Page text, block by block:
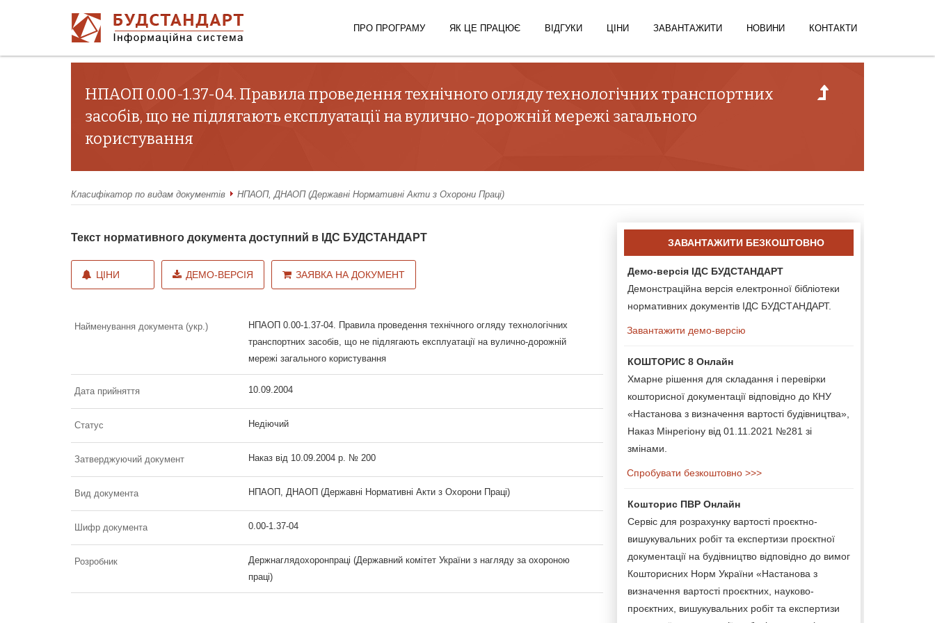
ПРО ПРОГРАМУ ЯК ЦЕ ПРАЦЮЄ ВІДГУКИ ЦІНИ ЗАВАНТАЖИТИ НОВИНИ КОНТАКТИ
НПАОП 0.00-1.37-04. Правила проведення технічного огляду технологічних транспортних
засобів, що не підлягають експлуатації на вулично-дорожній мережі загального
користування
Класифікатор по видам документів НПАОП, ДНАОП (Державні Нормативні Акти з Охорони Праці)
Текст нормативного документа доступний в ІДС БУДСТАНДАРТ
ЦІНИ ДЕМО-ВЕРСІЯ ЗАЯВКА НА ДОКУМЕНТ
Найменування документа (укр.)
НПАОП 0.00-1.37-04. Правила проведення технічного огляду технологічних
транспортних засобів, що не підлягають експлуатації на вулично-дорожній
мережі загального користування
Дата прийняття 10.09.2004
Статус Недіючий
Затверджуючий документ Наказ від 10.09.2004 р. № 200
Вид документа НПАОП, ДНАОП (Державні Нормативні Акти з Охорони Праці)
Шифр документа 0.00-1.37-04
Розробник
Держнаглядохоронпраці (Державний комітет України з нагляду за охороною
праці)
ЗАВАНТАЖИТИ БЕЗКОШТОВНО
Демо-версія ІДС БУДСТАНДАРТ
Демонстраційна версія електронної бібліотеки
нормативних документів ІДС БУДСТАНДАРТ.
Завантажити демо-версію
КОШТОРИС 8 Онлайн
Хмарне рішення для складання і перевірки
кошторисної документації відповідно до КНУ
«Настанова з визначення вартості будівництва»,
Наказ Мінрегіону від 01.11.2021 №281 зі
змінами.
Спробувати безкоштовно >>>
Кошторис ПВР Онлайн
Сервіс для розрахунку вартості проєктно-
вишукувальних робіт та експертизи проєктної
документації на будівництво відповідно до вимог
Кошторисних Норм України «Настанова з
визначення вартості проєктних, науково-
проєктних, вишукувальних робіт та експертизи